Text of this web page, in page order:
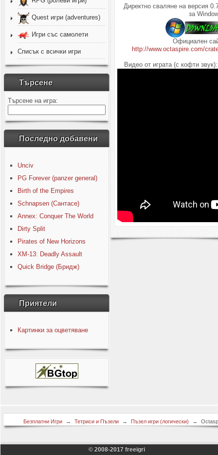
Quest игри (adventures)
Игри със самолети
Списък с всички игри
Търсене
Търсене на игра:
Последно добавени
Unciv
PG Forever (panzer general)
Birth of the Empires
Schnapsen (Сантасе)
Annex: Conquer The World
Dirty Split
Pirates of New Horizons
XM-13: Deadly Assault
Quick Bridge (Бридж)
Приятели
Картинки за оцветяване
Директно сваляне на версия
за
Официален
http://www.octaspire.com/
Видео от играта (с кофти звук):
Безплатни Игри → Тетриси и Пъзели → Пъзел игри (логически) →
Crates
© 2008-2017 freeigri